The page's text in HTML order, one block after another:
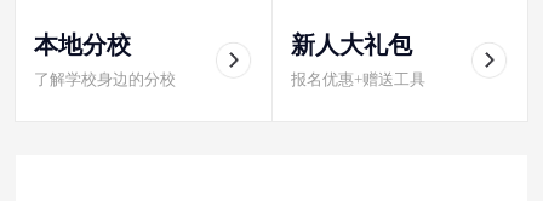
本地分校
了解学校身边的分校
新人大礼包
报名优惠+赠送工具